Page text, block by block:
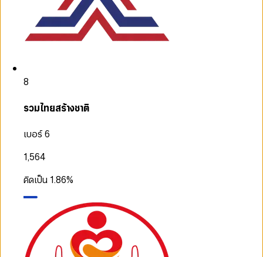
8
รวมไทยสร้างชาติ
เบอร์ 6
1,564
คิดเป็น 1.86%